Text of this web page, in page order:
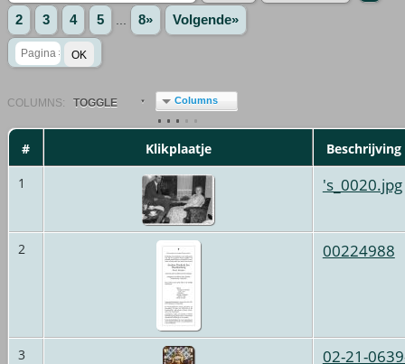
2 3 4 5 ... 8» Volgende»
COLUMN S: TOGGLE Columns
# Klikplaatje
Beschrijving
1
's_0020.jpg
2 00224988
3 02-21-